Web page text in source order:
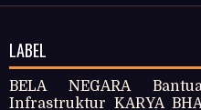
LABEL
BELA NEGARA
Infrastruktur KARYA